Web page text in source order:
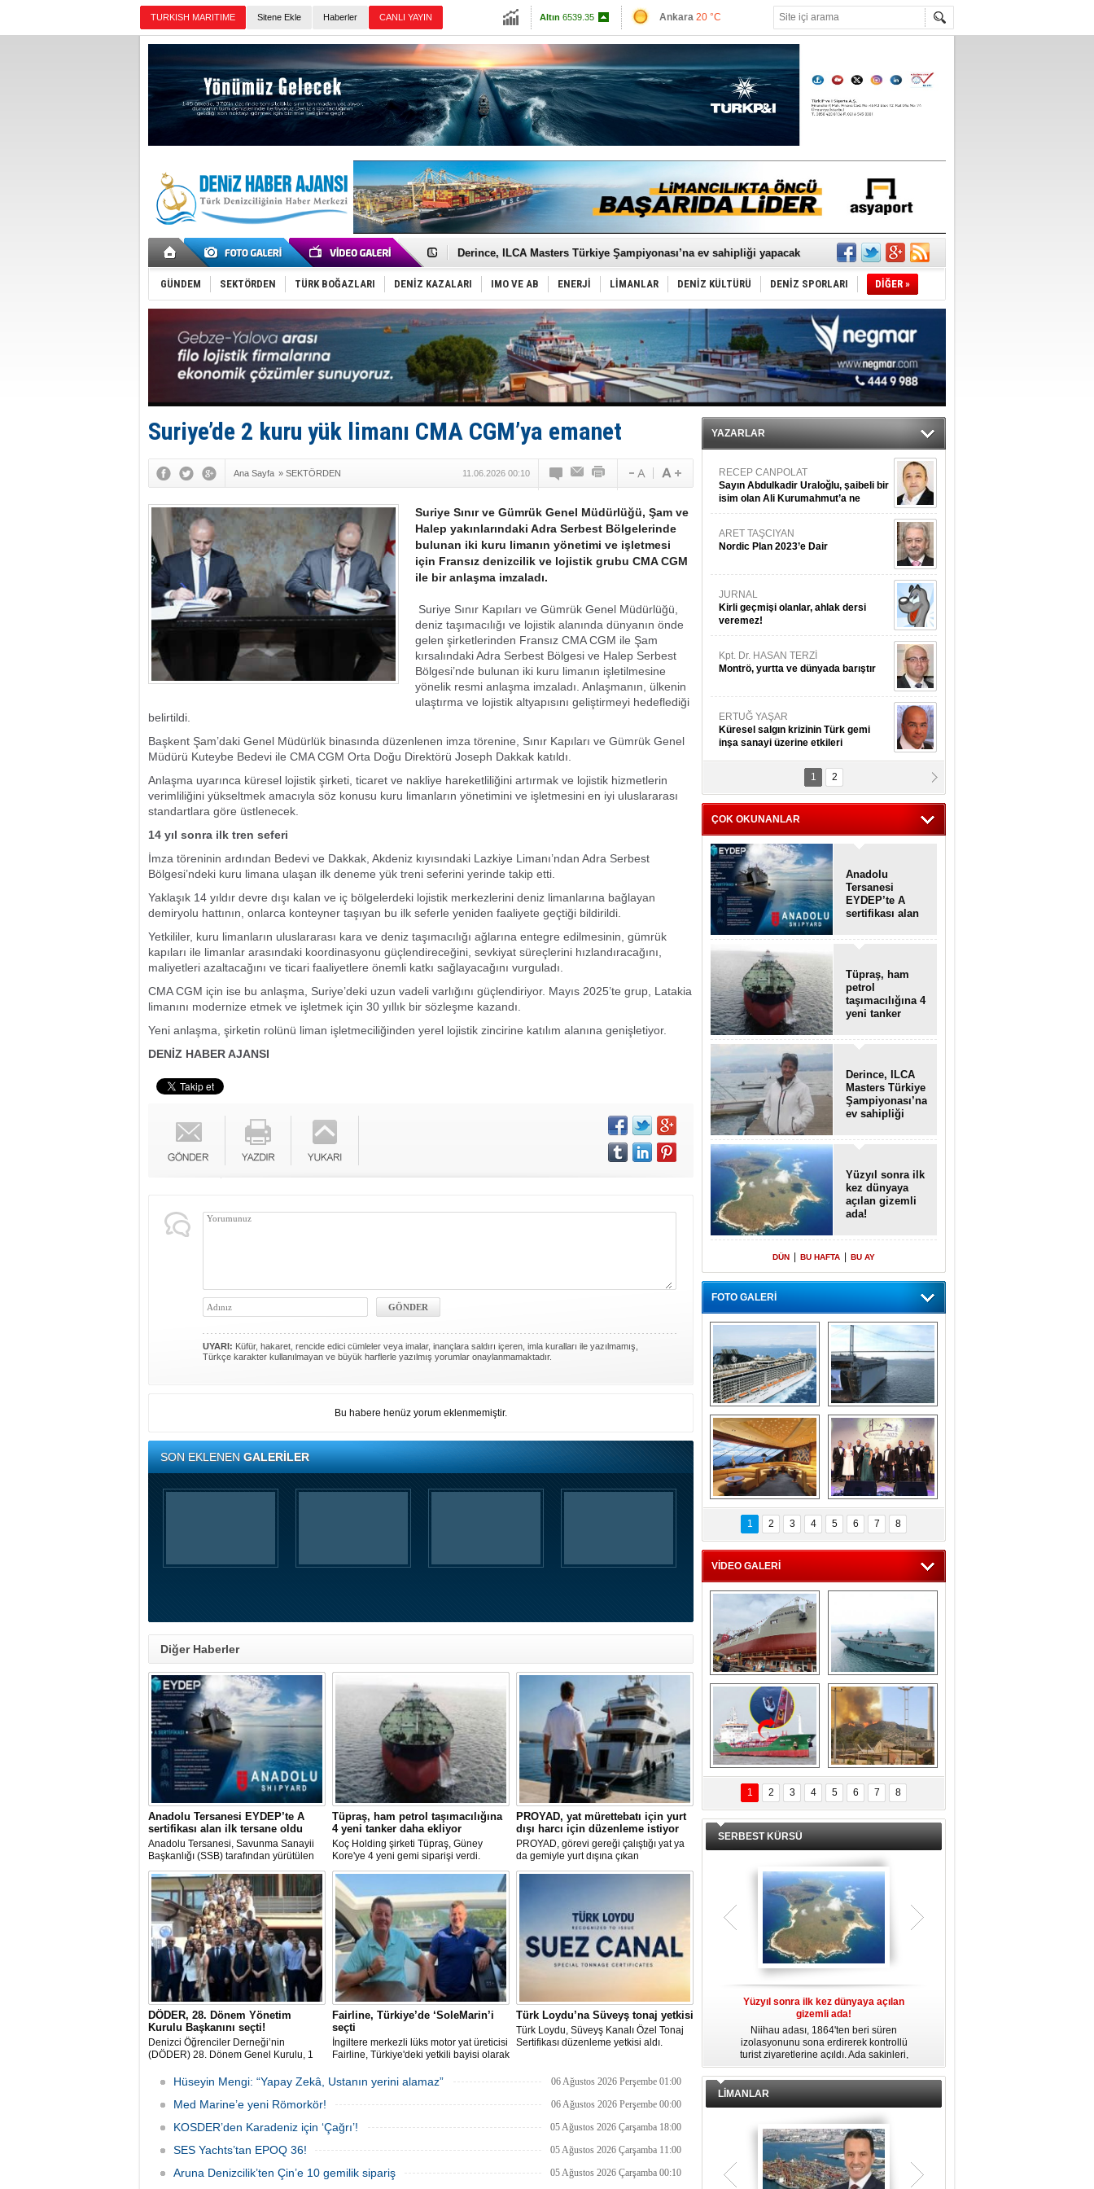
TURKISH MARITIME Sitene Ekle Haberler CANLI YAYIN
Altın 6539.35
Euro54.9786
Ankara 20 °C
Antalya24 °C
Muğla 23 °C
Çanakkale 23 °C
Yüzyıl sonra ilk kez dünyaya açılan gizemli ada!
Derince, ILCA Masters Türkiye Şampiyonası’na ev sahipliği yapacak
Tüpraş, ham petrol taşımacılığına 4 yeni tanker daha ekliyor
İTU AUV, Dünya’da 2. oldu!
LNG taşımacılığında maliyetler katlandı
PROYAD, yat mürettebatı için yurt dışı harcı için düzenleme istiyor
Türkiye-Irak enerji hattında yeni dönem başlıyor
Türk Armatöre 'Uyuşturucu' tutuklaması!
Deniz turizminde yeni ‘Ceza Rejimi’!
DÖDER, 28. Dönem Yönetim Kurulu Başkanını seçti!
Fairline, Türkiye’de ‘SoleMarin’i seçti
Baltık Denizi'nde tarih yazıldı!
Runit kubbesi okyanusun derinliklerinde halkı tehdit ediyor
Limana dadandılar, 10 tekneyi soydular!
GÜNDEM SEKTÖRDEN TÜRK BOĞAZLARI DENİZ KAZALARI IMO VE AB ENERJİ LİMANLAR DENİZ KÜLTÜRÜ DENİZ SPORLARI DİĞER »
Suriye’de 2 kuru yük limanı CMA CGM’ya emanet
Ana Sayfa » SEKTÖRDEN 11.06.2026 00:10
Suriye Sınır ve Gümrük Genel Müdürlüğü, Şam ve
Halep yakınlarındaki Adra Serbest Bölgelerinde
bulunan iki kuru limanın yönetimi ve işletmesi
için Fransız denizcilik ve lojistik grubu CMA CGM
ile bir anlaşma imzaladı.
Suriye Sınır Kapıları ve Gümrük Genel Müdürlüğü,
deniz taşımacılığı ve lojistik alanında dünyanın önde
gelen şirketlerinden Fransız CMA CGM ile Şam
kırsalındaki Adra Serbest Bölgesi ve Halep Serbest
Bölgesi’nde bulunan iki kuru limanın işletilmesine
yönelik resmi anlaşma imzaladı. Anlaşmanın, ülkenin
ulaştırma ve lojistik altyapısını geliştirmeyi hedeflediği
belirtildi.
Başkent Şam’daki Genel Müdürlük binasında düzenlenen imza törenine, Sınır Kapıları ve Gümrük Genel
Müdürü Kuteybe Bedevi ile CMA CGM Orta Doğu Direktörü Joseph Dakkak katıldı.
Anlaşma uyarınca küresel lojistik şirketi, ticaret ve nakliye hareketliliğini artırmak ve lojistik hizmetlerin
verimliliğini yükseltmek amacıyla söz konusu kuru limanların yönetimini ve işletmesini en iyi uluslararası
standartlara göre üstlenecek.
14 yıl sonra ilk tren seferi
İmza töreninin ardından Bedevi ve Dakkak, Akdeniz kıyısındaki Lazkiye Limanı’ndan Adra Serbest
Bölgesi’ndeki kuru limana ulaşan ilk deneme yük treni seferini yerinde takip etti.
Yaklaşık 14 yıldır devre dışı kalan ve iç bölgelerdeki lojistik merkezlerini deniz limanlarına bağlayan
demiryolu hattının, onlarca konteyner taşıyan bu ilk seferle yeniden faaliyete geçtiği bildirildi.
Yetkililer, kuru limanların uluslararası kara ve deniz taşımacılığı ağlarına entegre edilmesinin, gümrük
kapıları ile limanlar arasındaki koordinasyonu güçlendireceğini, sevkiyat süreçlerini hızlandıracağını,
maliyetleri azaltacağını ve ticari faaliyetlere önemli katkı sağlayacağını vurguladı.
CMA CGM için ise bu anlaşma, Suriye’deki uzun vadeli varlığını güçlendiriyor. Mayıs 2025’te grup, Latakia
limanını modernize etmek ve işletmek için 30 yıllık bir sözleşme kazandı.
Yeni anlaşma, şirketin rolünü liman işletmeciliğinden yerel lojistik zincirine katılım alanına genişletiyor.
DENİZ HABER AJANSI
UYARI: Küfür, hakaret, rencide edici cümleler veya imalar, inançlara saldırı içeren, imla kuralları ile yazılmamış,
Türkçe karakter kullanılmayan ve büyük harflerle yazılmış yorumlar onaylanmamaktadır.
Bu habere henüz yorum eklenmemiştir.
SON EKLENENGALERİLER
Diğer Haberler
Anadolu Tersanesi EYDEP’te A
sertifikası alan ilk tersane oldu
Anadolu Tersanesi, Savunma Sanayii
Başkanlığı (SSB) tarafından yürütülen
Endüstriyel Yetkinlik Değerlendirme ve
Destekleme Programı
(EYDEP)kapsamında, A Sertifikası
almaya hak kazanan ilk tersane oldu.
Tüpraş, ham petrol taşımacılığına
4 yeni tanker daha ekliyor
Koç Holding şirketi Tüpraş, Güney
Kore'ye 4 yeni gemi siparişi verdi.
Toplam yatırım tutarı 370 milyon doları
aşan, her biri yaklaşık 157.000 DWT
taşıma kapasitesine sahip tankerlerin
2029 yılı içerisinde teslim alınması
planlanıyor.
PROYAD, yat mürettebatı için yurt
dışı harcı için düzenleme istiyor
PROYAD, görevi gereği çalıştığı yat ya
da gemiyle yurt dışına çıkan
gemiadamlarının yurt dışı çıkış
DÖDER, 28. Dönem Yönetim
Kurulu Başkanını seçti!
Denizci Öğrenciler Derneği’nin
(DÖDER) 28. Dönem Genel Kurulu, 1
Sanayicileri Birliği (GİSBİR) ev
sahipliğinde gerçekleştirildi.
Fairline, Türkiye’de ‘SoleMarin’i
seçti
İngiltere merkezli lüks motor yat üreticisi
Fairline, Türkiye'deki yetkili bayisi olarak
Türk Loydu’na Süveyş tonaj yetkisi
Türk Loydu, Süveyş Kanalı Özel Tonaj
Sertifikası düzenleme yetkisi aldı.
Hüseyin Mengi: “Yapay Zekâ, Ustanın yerini alamaz” 06 Ağustos 2026 Perşembe 01:00
Med Marine’e yeni Römorkör! 06 Ağustos 2026 Perşembe 00:00
KOSDER’den Karadeniz için ‘Çağrı’! 05 Ağustos 2026 Çarşamba 18:00
SES Yachts’tan EPOQ 36! 05 Ağustos 2026 Çarşamba 11:00
Aruna Denizcilik’ten Çin’e 10 gemilik sipariş 05 Ağustos 2026 Çarşamba 00:10
YAZARLAR
RECEP CANPOLAT
Sayın Abdulkadir Uraloğlu, şaibeli bir
isim olan Ali Kurumahmut’a ne
danışıyorsunuz?
ARET TAŞCIYAN
Nordic Plan 2023’e Dair
JURNAL
Kirli geçmişi olanlar, ahlak dersi
veremez!
Kpt. Dr. HASAN TERZİ
Montrö, yurtta ve dünyada barıştır
ERTUĞ YAŞAR
Küresel salgın krizinin Türk gemi
inşa sanayi üzerine etkileri
Kpt. MESUT AZMİ GÖKSOY
ithafen...
1 2
ÇOK OKUNANLAR
Anadolu
Tersanesi
EYDEP’te A
sertifikası alan
Tüpraş, ham
petrol
taşımacılığına 4
yeni tanker
Derince, ILCA
Masters Türkiye
Şampiyonası’na
ev sahipliği
Yüzyıl sonra ilk
kez dünyaya
açılan gizemli
ada!
DÜN BU HAFTA BU AY
FOTO GALERİ
“Gemi içinde gemi”
konsepti ile MSC
Splendida
Dünyada tek!
Denizaltı yüzer
havuzu intikal
seyrine başladı
MSC'den 55 milyon
euroluk turizm geliri
müjdesi
5. Bosphorus Ship
Brokers Dinner,
İstanbul’da yapıldı
1 2 3 4 5 6 7 8
VİDEO GALERİ
Çeksan Tersanesi,
Başaran Bayrak
tankerini suya
indirdi
TCG Anadolu,
tersane teknik
seyrini tamamladı
Göçmenlerin
imdadına Türk
sahipli MINA DENIZ
yetişti
Milas’taki yangın
yeniden termik
santrallere doğru
ilerliyor
1 2 3 4 5 6 7 8
SERBEST KÜRSÜ
Yüzyıl sonra ilk kez dünyaya açılan
gizemli ada!
Niihau adası, 1864'ten beri süren
izolasyonunu sona erdirerek kontrollü
turist ziyaretlerine açıldı. Ada sakinleri,
modern teknolojiden uzak, katı
kurallarla dolu bir yaşam sürdürüyor.
Sultan Mehmet Köprüsü'nün
özelleştirilmesine yönelik ihaleyle
LİMANLAR